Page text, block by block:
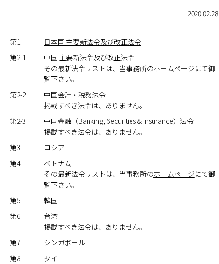
2020.02.28
第1
日本国 主要新法令及び改正法令
第2-1
中国 主要新法令及び改正法令
その最新法令リストは、当事務所のホームページにて御
覧下さい。
第2-2
中国会計・税務法令
掲載すべき法令は、ありません。
第2-3
中国金融（Banking, Securities & Insurance）法令
掲載すべき法令は、ありません。
第3
ロシア
第4
ベトナム
その最新法令リストは、当事務所のホームページにて御
覧下さい。
第5
韓国
第6
台湾
掲載すべき法令は、ありません。
第7
シンガポール
第8
タイ